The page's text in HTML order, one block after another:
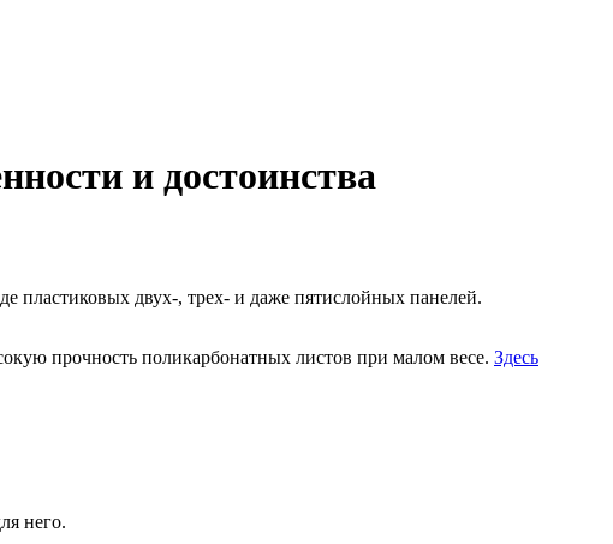
и достоинства
пластиковых двух-, трех- и даже пятислойных панелей.
прочность поликарбонатных листов при малом весе. Здесь
него.